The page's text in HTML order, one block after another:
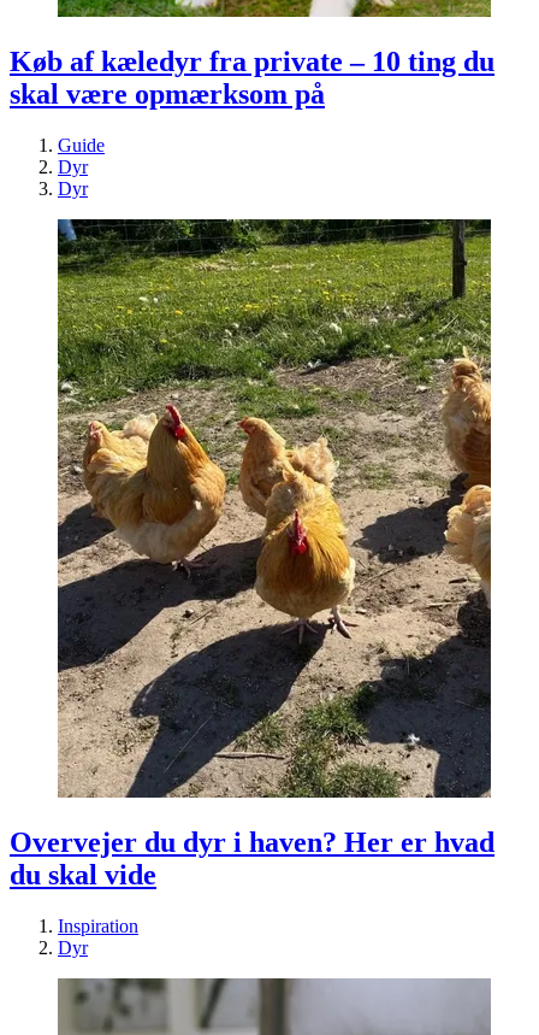
Køb af kæledyr fra private – 10 ting du
skal være opmærksom på
Guide
Dyr
Dyr
Overvejer du dyr i haven? Her er hvad
du skal vide
Inspiration
Dyr